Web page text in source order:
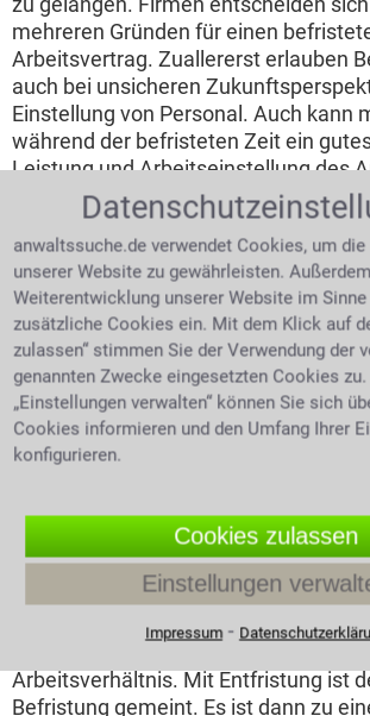
mehreren Gründen für einen
Arbeitsvertrag. Zuallererst erlauben
auch bei unsicheren
Einstellung von Personal. Auch kann
während der befristeten Zeit ein
Leistung und Arbeitseinstellung des
machen.
Wie oft dürfen Arbeitgeber
verlängern?
Arbeitgeber
Prinzipiell lässt sich
festhalten, dass eine
zeitliche Befristung, hat
sie keinen Sachgrund, in
der Regel nach zwei
Jahren nicht mehr
eine Verlängerung eines
Arbeitsvertrages bis zu drei Mal
allerdings die Gesamtdauer des
zwei Jahre nicht überschreiten darf.
Befristung muss eindeutig erkennbar
Arbeitsverhältnis. Mit Entfristung ist
Befristung gemeint. Es ist dann zu
anwaltssuche.de verwendet Cookies, um
unserer Website zu gewährleisten.
Weiterentwicklung unserer Website im
zusätzliche Cookies ein. Mit dem Klick auf
zulassen“ stimmen Sie der Verwendung der
genannten Zwecke eingesetzten Cookies
„Einstellungen verwalten“ können Sie sich
Cookies informieren und den Umfang Ihrer
konfigurieren.
Cookies zulassen
Einstellungen
Impressum⁃